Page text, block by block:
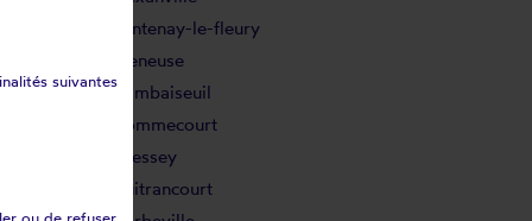
Fontenay-le-fleury
Freneuse
Gambaiseuil
Gommecourt
Gressey
Guitrancourt
suivantes